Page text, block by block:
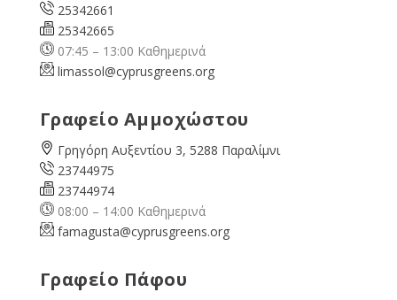
25342661
25342665
07:45 – 13:00 Καθημερινά
limassol@cyprusgreens.org
Γραφείο Αμμοχώστου
Γρηγόρη Αυξεντίου 3, 5288 Παραλίμνι
23744975
23744974
08:00 – 14:00 Καθημερινά
famagusta@cyprusgreens.org
Γραφείο Πάφου